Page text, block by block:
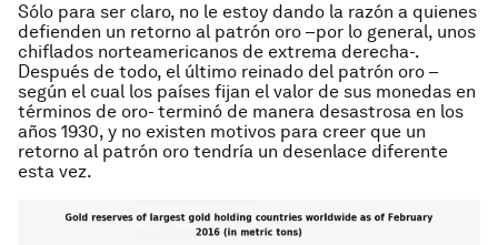
Sólo para ser claro, no le estoy dando la razón a quienes
defienden un retorno al patrón oro –por lo general, unos
chiflados norteamericanos de extrema derecha-.
Después de todo, el último reinado del patrón oro –
según el cual los países fijan el valor de sus monedas en
términos de oro- terminó de manera desastrosa en los
años 1930, y no existen motivos para creer que un
retorno al patrón oro tendría un desenlace diferente
esta vez.